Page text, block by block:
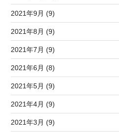
2021年9月 (9)
2021年8月 (9)
2021年7月 (9)
2021年6月 (8)
2021年5月 (9)
2021年4月 (9)
2021年3月 (9)